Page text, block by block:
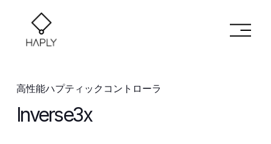
メ
ニ
高性能ハプティックコントローラ
Inverse3x